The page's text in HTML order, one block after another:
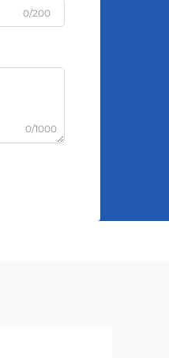
0/200
0/1000